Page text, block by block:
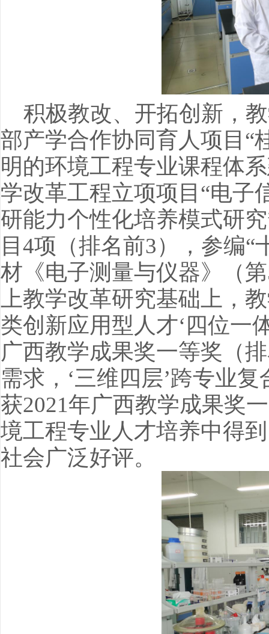
积极教改、开拓创新，
部产学合作协同育人项目“
明的环境工程专业课程体
学改革工程立项项目“电子
研能力个性化培养模式研
目4项（排名前3），参编
材《电子测量与仪器》（
上教学改革研究基础上，
类创新应用型人才‘四位一
广西教学成果奖一等奖（
需求，‘三维四层’跨专业
获2021年广西教学成果奖
境工程专业人才培养中得
社会广泛好评。